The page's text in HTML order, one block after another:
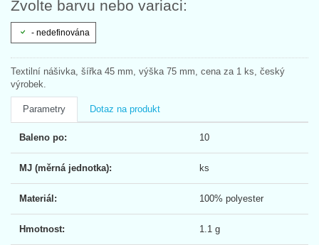
Zvolte barvu nebo variaci:
- nedefinována
Textilní nášivka, šířka 45 mm, výška 75 mm, cena za 1 ks, český
výrobek.
Parametry Dotaz na produkt
Baleno po: 10
MJ (měrná jednotka): ks
Materiál: 100% polyester
Hmotnost: 1.1 g